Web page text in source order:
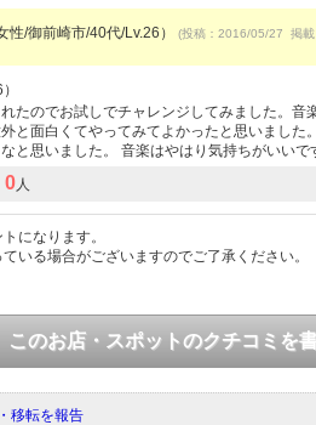
性/御前崎市/40代/Lv.26） (投稿：2016/05/27 掲
たのでお試しでチャレンジしてみました。音
と面白くてやってみてよかったと思いました
と思いました。 音楽はやはり気持ちがいいで
0人
になります。
いる場合がございますのでご了承ください。
このお店・スポットのクチコミを
移転を報告